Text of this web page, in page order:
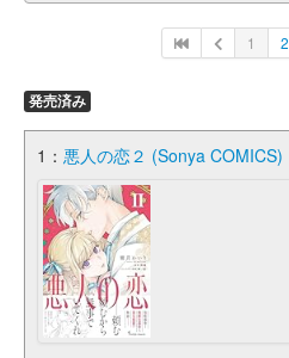
1 2
発売済み
1： 悪人の恋２ (Sonya COMICS)